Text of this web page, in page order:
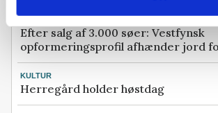
Efter salg af 3.000 søer: Vestfynsk
opformeringsprofil afhænder jord
KULTUR
Herregård holder høstdag